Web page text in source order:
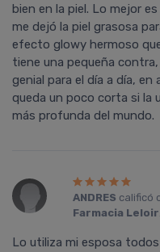
bien en la piel. Lo mejor
me dejó la piel grasosa
efecto glowy hermoso
tiene una pequeña
genial para el día a día,
queda un poco corta si la
más profunda del mundo.
ANDRES calificó
Farmacia Leloir
Lo utiliza mi esposa